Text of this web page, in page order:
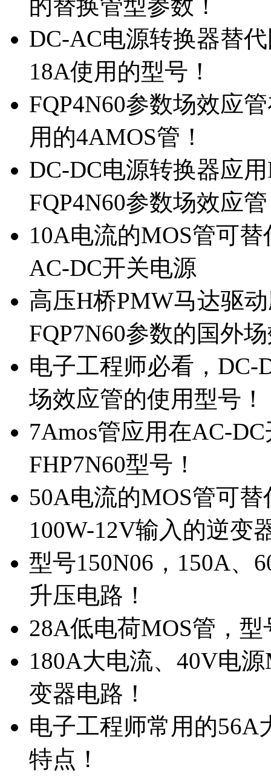
的替换管型参数！
DC-AC电源转换器替
18A使用的型号！
FQP4N60参数场效应
用的4AMOS管！
DC-DC电源转换器应
FQP4N60参数场效应
10A电流的MOS管可
AC-DC开关电源
高压H桥PMW马达驱
FQP7N60参数的国外
电子工程师必看，DC-
场效应管的使用型号！
7Amos管应用在AC-
FHP7N60型号！
50A电流的MOS管可
100W-12V输入的逆变
型号150N06，150A、
升压电路！
28A低电荷MOS管，
180A大电流、40V电
变器电路！
电子工程师常用的56A
特点！